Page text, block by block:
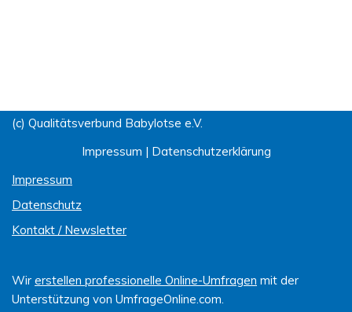
(c) Qualitätsverbund Babylotse e.V.
Impressum | Datenschutzerklärung
Impressum
Datenschutz
Kontakt / Newsletter
Wir erstellen professionelle Online-Umfragen mit der
Unterstützung von UmfrageOnline.com.